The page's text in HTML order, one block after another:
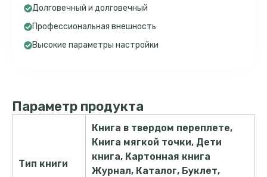
Долговечный и долговечный
Профессиональная внешность
Высокие параметры настройки
Параметр продукта
Тип книги
Книга в твердом переплете,
Книга мягкой точки, Дети
книга, Картонная книга
Журнал, Каталог, Буклет,